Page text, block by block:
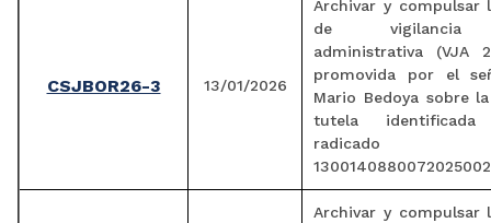
CSJBOR26-3 13/01/2026
Archivar y compulsar
de vigilancia
administrativa (VJA
promovida por el
Mario Bedoya sobre
tutela
radicado
Archivar y compulsar